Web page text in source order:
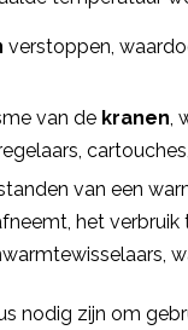
verstoppen,
van de kranen ,
van een
het
nodig zijn om